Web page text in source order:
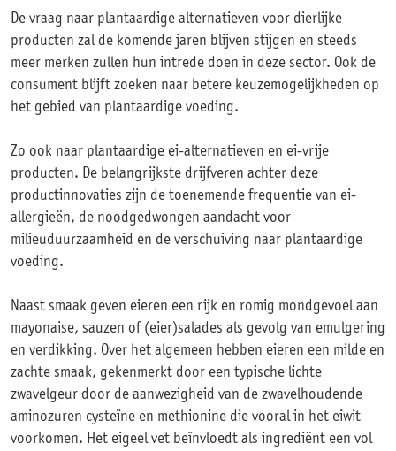
De vraag naar plantaardige alternatieven voor dierlijke
producten zal de komende jaren blijven stijgen en steeds
meer merken zullen hun intrede doen in deze sector. Ook de
consument blijft zoeken naar betere keuzemogelijkheden op
het gebied van plantaardige voeding.
Zo ook naar plantaardige ei-alternatieven en ei-vrije
producten. De belangrijkste drijfveren achter deze
productinnovaties zijn de toenemende frequentie van ei-
allergieën, de noodgedwongen aandacht voor
milieuduurzaamheid en de verschuiving naar plantaardige
voeding.
Naast smaak geven eieren een rijk en romig mondgevoel aan
mayonaise, sauzen of (eier)salades als gevolg van emulgering
en verdikking. Over het algemeen hebben eieren een milde en
zachte smaak, gekenmerkt door een typische lichte
zwavelgeur door de aanwezigheid van de zwavelhoudende
aminozuren cysteïne en methionine die vooral in het eiwit
voorkomen. Het eigeel vet beïnvloedt als ingrediënt een vol